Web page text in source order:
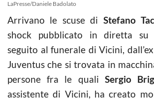
LaPresse/Daniele Badolato
Arrivano le scuse di Stefano
shock pubblicato in diretta su
seguito al funerale di Vicini,
Juventus che si trovata in
persone fra le quali Sergio
assistente di Vicini, ha creato